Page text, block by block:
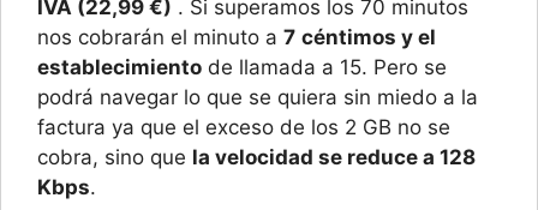
IVA (22,99 €) . Si superamos los 70 minutos
nos cobrarán el minuto a 7 céntimos y el
establecimiento de llamada a 15. Pero se
podrá navegar lo que se quiera sin miedo a la
factura ya que el exceso de los 2 GB no se
cobra, sino que la velocidad se reduce a 128
Kbps.